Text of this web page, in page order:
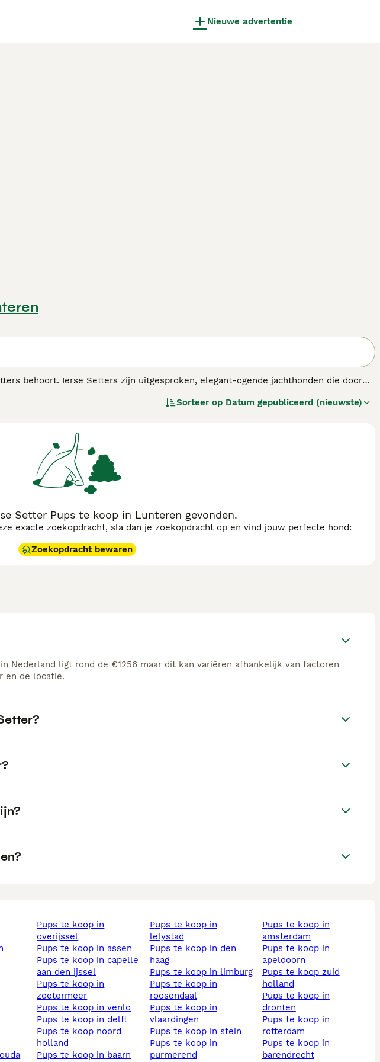
Nieuwe advertentie
behoort. Ierse Setters zijn uitgesproken, elegant-ogende jachthonden die door
over dit hondenras.
Sorteer op Datum gepubliceerd (nieuwste)
Setter Pups te koop in Lunteren gevonden.
exacte zoekopdracht, sla dan je zoekopdracht op en vind jouw perfecte hond:
Zoekopdracht bewaren
Nederland ligt rond de €1256 maar dit kan variëren afhankelijk van factoren
en de locatie.
pups te koop in
overijssel
pups te koop in assen
pups te koop in capelle
aan den ijssel
pups te koop in
zoetermeer
pups te koop in venlo
pups te koop in delft
pups te koop noord
holland
pups te koop in baarn
pups te koop in
lelystad
pups te koop in den
haag
pups te koop in limburg
pups te koop in
roosendaal
pups te koop in
vlaardingen
pups te koop in stein
pups te koop in
purmerend
pups te koop in
amsterdam
pups te koop in
apeldoorn
pups te koop zuid
holland
pups te koop in
dronten
pups te koop in
rotterdam
pups te koop in
barendrecht